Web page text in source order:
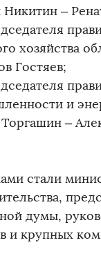
Никитин –
хозяйства
Гостяев;
и
–
стали
думы,
и крупных